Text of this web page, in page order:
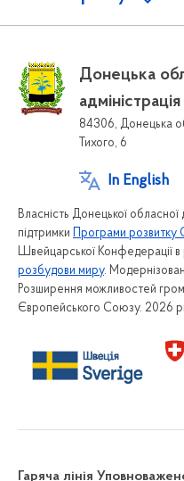
Донецька
адміністрація
84306, Донецька
Тихого, 6
In English
Власність Донецької обласної
підтримки
Програми розвитку
Швейцарської Конфедерації в
розбудови миру.
Розширення можливостей
Європейського Союзу. 2026
Гаряча лінія